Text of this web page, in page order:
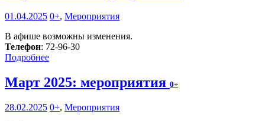
01.04.2025 0+, Мероприятия
В афише возможны изменения.
Телефон: 72-96-30
Подробнее
Март 2025: мероприятия 0+
28.02.2025 0+, Мероприятия